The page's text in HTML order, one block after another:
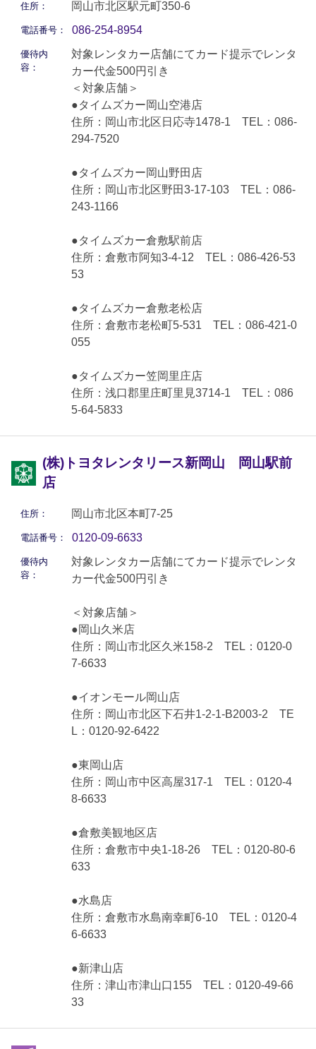
住所： 岡山市北区駅元町350-6
電話番号： 086-254-8954
優待内
容：
対象レンタカー店舗にてカード提示でレンタ
カー代金500円引き
＜対象店舗＞
●タイムズカー岡山空港店
住所：岡山市北区日応寺1478-1 TEL：086-
294-7520
●タイムズカー岡山野田店
住所：岡山市北区野田3-17-103 TEL：086-
243-1166
●タイムズカー倉敷駅前店
住所：倉敷市阿知3-4-12 TEL：086-426-53
53
●タイムズカー倉敷老松店
住所：倉敷市老松町5-531 TEL：086-421-0
055
●タイムズカー笠岡里庄店
住所：浅口郡里庄町里見3714-1 TEL：086
5-64-5833
(株)トヨタレンタリース新岡山 岡山駅前
店
住所： 岡山市北区本町7-25
電話番号： 0120-09-6633
優待内
容：
対象レンタカー店舗にてカード提示でレンタ
カー代金500円引き
＜対象店舗＞
●岡山久米店
住所：岡山市北区久米158-2 TEL：0120-0
7-6633
●イオンモール岡山店
住所：岡山市北区下石井1-2-1-B2003-2 TE
L：0120-92-6422
●東岡山店
住所：岡山市中区高屋317-1 TEL：0120-4
8-6633
●倉敷美観地区店
住所：倉敷市中央1-18-26 TEL：0120-80-6
633
●水島店
住所：倉敷市水島南幸町6-10 TEL：0120-4
6-6633
●新津山店
住所：津山市津山口155 TEL：0120-49-66
33